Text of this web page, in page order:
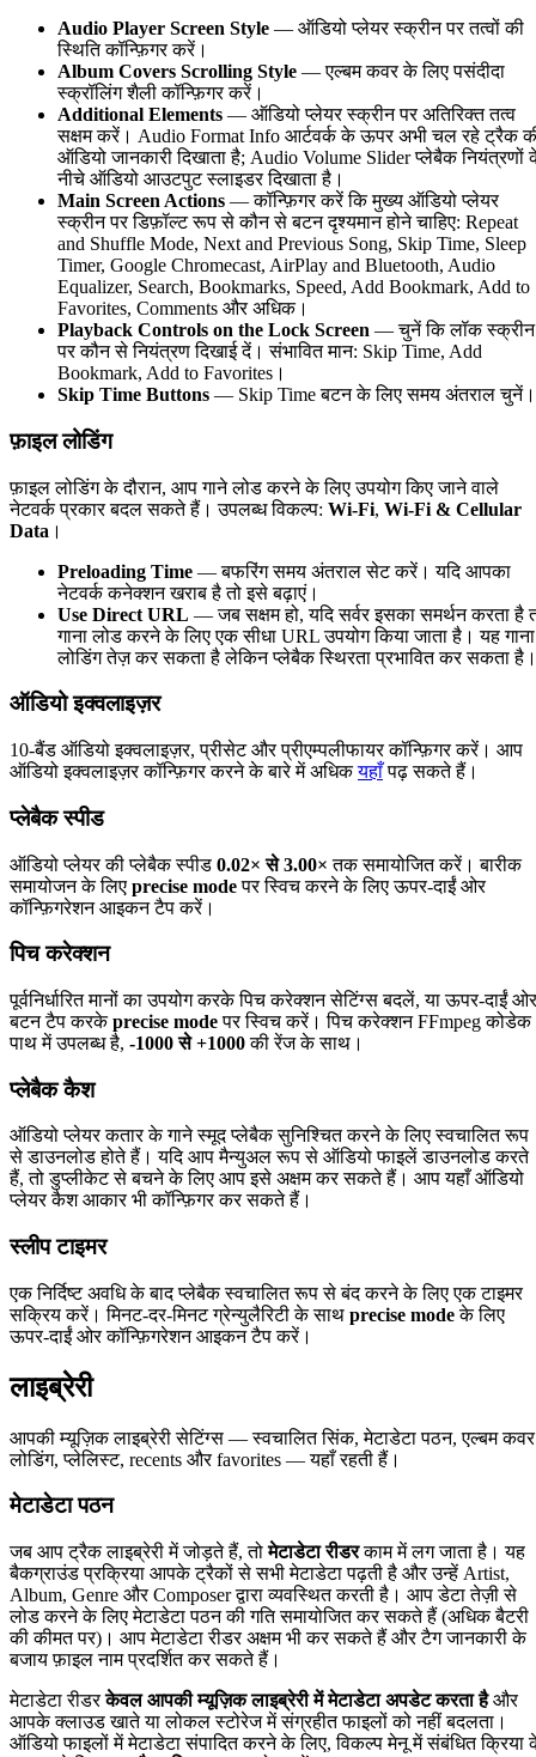
Audio Player Screen Style — ऑडियो प्लेयर स्क्रीन पर तत्वों की
स्थिति कॉन्फ़िगर करें।
Album Covers Scrolling Style — एल्बम कवर के लिए पसंदीदा
स्क्रॉलिंग शैली कॉन्फ़िगर करें।
Additional Elements — ऑडियो प्लेयर स्क्रीन पर अतिरिक्त तत्व
सक्षम करें। Audio Format Info आर्टवर्क के ऊपर अभी चल रहे ट्रैक
ऑडियो जानकारी दिखाता है; Audio Volume Slider प्लेबैक नियंत्रणों
नीचे ऑडियो आउटपुट स्लाइडर दिखाता है।
Main Screen Actions — कॉन्फ़िगर करें कि मुख्य ऑडियो प्लेयर
स्क्रीन पर डिफ़ॉल्ट रूप से कौन से बटन दृश्यमान होने चाहिए: Repeat
and Shuffle Mode, Next and Previous Song, Skip Time, Sleep
Timer, Google Chromecast, AirPlay and Bluetooth, Audio
Equalizer, Search, Bookmarks, Speed, Add Bookmark, Add to
Favorites, Comments और अधिक।
Playback Controls on the Lock Screen — चुनें कि लॉक स्क्रीन
पर कौन से नियंत्रण दिखाई दें। संभावित मान: Skip Time, Add
Bookmark, Add to Favorites।
Skip Time Buttons — Skip Time बटन के लिए समय अंतराल चुनें।
फ़ाइल लोडिंग
फ़ाइल लोडिंग के दौरान, आप गाने लोड करने के लिए उपयोग किए जाने वाले
नेटवर्क प्रकार बदल सकते हैं। उपलब्ध विकल्प: Wi-Fi, Wi-Fi & Cellular
Data ।
Preloading Time — बफरिंग समय अंतराल सेट करें। यदि आपका
नेटवर्क कनेक्शन खराब है तो इसे बढ़ाएं।
Use Direct URL — जब सक्षम हो, यदि सर्वर इसका समर्थन करता है
गाना लोड करने के लिए एक सीधा URL उपयोग किया जाता है। यह गाना
लोडिंग तेज़ कर सकता है लेकिन प्लेबैक स्थिरता प्रभावित कर सकता है।
ऑडियो इक्वलाइज़र
10-बैंड ऑडियो इक्वलाइज़र, प्रीसेट और प्रीएम्पलीफायर कॉन्फ़िगर करें। आप
ऑडियो इक्वलाइज़र कॉन्फ़िगर करने के बारे में अधिकयहाँपढ़ सकते हैं।
प्लेबैक स्पीड
ऑडियो प्लेयर की प्लेबैक स्पीड 0.02× से 3.00× तक समायोजित करें। बारीक
समायोजन के लिए precise modeपर स्विच करने के लिए ऊपर-दाईं ओर
कॉन्फ़िगरेशन आइकन टैप करें।
पिच करेक्शन
पूर्वनिर्धारित मानों का उपयोग करके पिच करेक्शन सेटिंग्स बदलें, या ऊपर-दाईं ओर
बटन टैप करकेprecise modeपर स्विच करें। पिच करेक्शन FFmpeg कोडेक
पाथ में उपलब्ध है, -1000 से +1000की रेंज के साथ।
प्लेबैक कैश
ऑडियो प्लेयर कतार के गाने स्मूद प्लेबैक सुनिश्चित करने के लिए स्वचालित रूप
से डाउनलोड होते हैं। यदि आप मैन्युअल रूप से ऑडियो फाइलें डाउनलोड करते
हैं, तो डुप्लीकेट से बचने के लिए आप इसे अक्षम कर सकते हैं। आप यहाँ ऑडियो
प्लेयर कैश आकार भी कॉन्फ़िगर कर सकते हैं।
स्लीप टाइमर
एक निर्दिष्ट अवधि के बाद प्लेबैक स्वचालित रूप से बंद करने के लिए एक टाइमर
सक्रिय करें। मिनट-दर-मिनट ग्रेन्युलैरिटी के साथ precise modeके लिए
ऊपर-दाईं ओर कॉन्फ़िगरेशन आइकन टैप करें।
लाइब्रेरी
आपकी म्यूज़िक लाइब्रेरी सेटिंग्स — स्वचालित सिंक, मेटाडेटा पठन, एल्बम कवर
लोडिंग, प्लेलिस्ट, recents और favorites — यहाँ रहती हैं।
मेटाडेटा पठन
जब आप ट्रैक लाइब्रेरी में जोड़ते हैं, तोमेटाडेटा रीडरकाम में लग जाता है। यह
बैकग्राउंड प्रक्रिया आपके ट्रैकों से सभी मेटाडेटा पढ़ती है और उन्हें Artist,
Album, Genre और Composer द्वारा व्यवस्थित करती है। आप डेटा तेज़ी से
लोड करने के लिए मेटाडेटा पठन की गति समायोजित कर सकते हैं (अधिक बैटरी
की कीमत पर)। आप मेटाडेटा रीडर अक्षम भी कर सकते हैं और टैग जानकारी के
बजाय फ़ाइल नाम प्रदर्शित कर सकते हैं।
मेटाडेटा रीडरकेवल आपकी म्यूज़िक लाइब्रेरी में मेटाडेटा अपडेट करता हैऔर
आपके क्लाउड खाते या लोकल स्टोरेज में संग्रहीत फाइलों को नहीं बदलता।
ऑडियो फाइलों में मेटाडेटा संपादित करने के लिए, विकल्प मेनू में संबंधित क्रिया